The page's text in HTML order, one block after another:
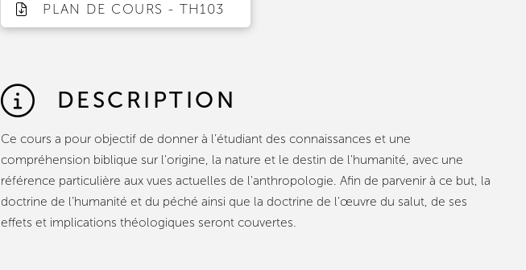
PLAN DE COURS - TH103
DESCRIPTION
Ce cours a pour objectif de donner à l’étudiant des connaissances et une
compréhension biblique sur l'origine, la nature et le destin de l'humanité, avec une
référence particulière aux vues actuelles de l'anthropologie. Afin de parvenir à ce but, la
doctrine de l’humanité et du péché ainsi que la doctrine de l'œuvre du salut, de ses
effets et implications théologiques seront couvertes.